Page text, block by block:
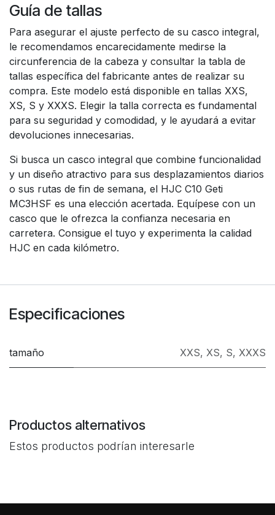
Guía de tallas
Para asegurar el ajuste perfecto de su casco integral,
le recomendamos encarecidamente medirse la
circunferencia de la cabeza y consultar la tabla de
tallas específica del fabricante antes de realizar su
compra. Este modelo está disponible en tallas XXS,
XS, S y XXXS. Elegir la talla correcta es fundamental
para su seguridad y comodidad, y le ayudará a evitar
devoluciones innecesarias.
Si busca un casco integral que combine funcionalidad
y un diseño atractivo para sus desplazamientos diarios
o sus rutas de fin de semana, el HJC C10 Geti
MC3HSF es una elección acertada. Equípese con un
casco que le ofrezca la confianza necesaria en
carretera. Consigue el tuyo y experimenta la calidad
HJC en cada kilómetro.
Especificaciones
tamaño XXS, XS, S, XXXS
Productos alternativos
Estos productos podrían interesarle